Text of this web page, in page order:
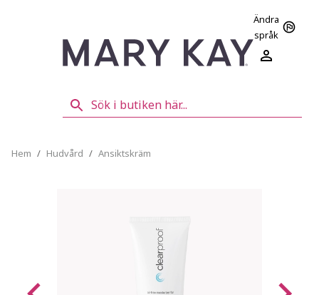
Ändra
språk
Hem / Hudvård / Ansiktskräm